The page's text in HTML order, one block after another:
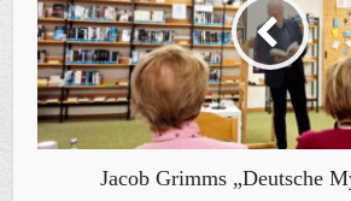
Jacob Grimms „Deutsche